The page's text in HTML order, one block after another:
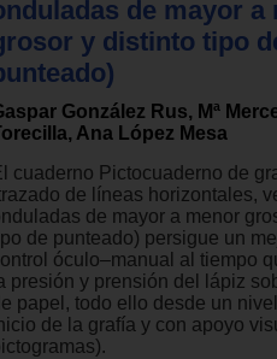
de mayor a
y distinto tipo
González Rus, Mª
Ana López Mesa
cuaderno Pictocuaderno de
de líneas horizontales,
de mayor a menor
de punteado) persigue un
óculo–manual al tiempo
presión y prensión del lápiz
papel, todo ello desde un
de la grafía y con apoyo